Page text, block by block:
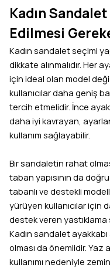
Kadın
Edilmesi
Kadın sandalet seçimi
dikkate alınmalıdır. Her
için ideal olan model
kullanıcılar daha geniş
tercih etmelidir. İnce
daha iyi kavrayan,
kullanım sağlayabilir.
Bir sandaletin rahat
taban yapısının da
tabanlı ve destekli
yürüyen kullanıcılar için
destek veren
Kadın sandalet
olması da önemlidir. Yaz
kullanımı nedeniyle